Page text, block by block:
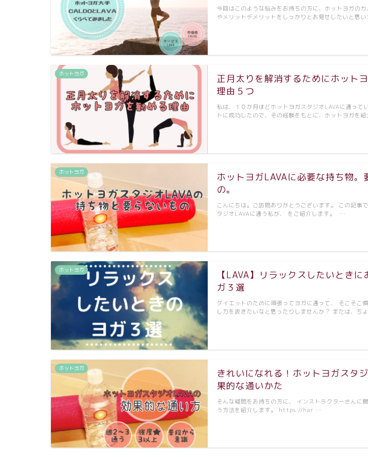
今回はこのような悩みをお持ちの方に、ホットヨガの
やメリットデメリットをしっかりとお見せしたいと思
ホットヨガ
正月太りを解消するためにホット
理由５つ
私は、１０か月ほどホットヨガスタジオLAVAに通って
トに成功したので、その経験をもとに、ホットヨガを
ホットヨガ
ホットヨガLAVAに必要な持ち物。
の。
こんにちは。ご訪問ありがとうございます。 この記事
タジオLAVAに通う私が、 をご紹介します。 …
ホットヨガ
【LAVA】リラックスしたいときに
ガ３選
ダイエットのために頑張ってヨガに通って、 そこそこ
し力を抜きたいなと思ったりしませんか？ または、ち
ホットヨガ
きれいになれる！ホットヨガスタ
果的な通いかた
そんな疑問をお持ちの方に、 インストラクターさんに
う方法を紹介します。 https://har …